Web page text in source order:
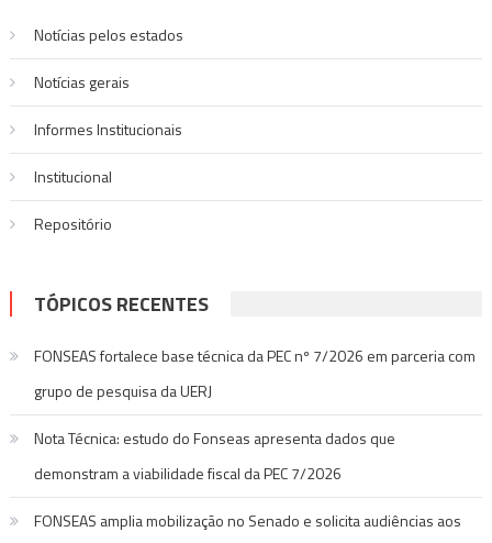
Notícias pelos estados
Notí­cias gerais
Informes Institucionais
Institucional
Repositório
TÓPICOS RECENTES
FONSEAS fortalece base técnica da PEC nº 7/2026 em parceria com
grupo de pesquisa da UERJ
Nota Técnica: estudo do Fonseas apresenta dados que
demonstram a viabilidade fiscal da PEC 7/2026
FONSEAS amplia mobilização no Senado e solicita audiências aos